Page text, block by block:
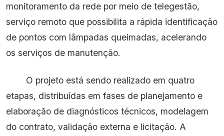
monitoramento da rede por meio de telegestão,
serviço remoto que possibilita a rápida identificação
de pontos com lâmpadas queimadas, acelerando
os serviços de manutenção.
O projeto está sendo realizado em quatro
etapas, distribuídas em fases de planejamento e
elaboração de diagnósticos técnicos, modelagem
do contrato, validação externa e licitação. A